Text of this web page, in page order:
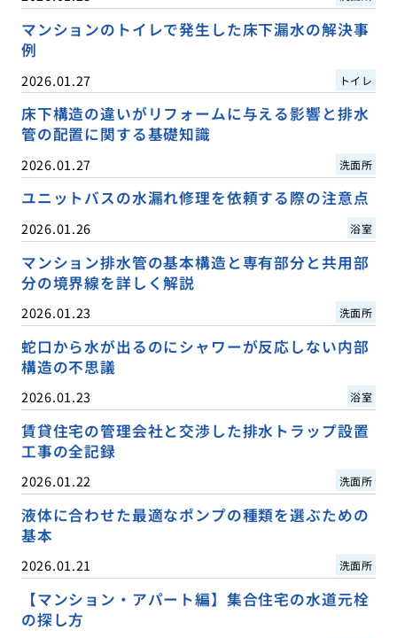
マンションのトイレで発生した床下漏水の解決事
例
2026.01.27 トイレ
床下構造の違いがリフォームに与える影響と排水
管の配置に関する基礎知識
2026.01.27 洗面所
ユニットバスの水漏れ修理を依頼する際の注意点
2026.01.26 浴室
マンション排水管の基本構造と専有部分と共用部
分の境界線を詳しく解説
2026.01.23 洗面所
蛇口から水が出るのにシャワーが反応しない内部
構造の不思議
2026.01.23 浴室
賃貸住宅の管理会社と交渉した排水トラップ設置
工事の全記録
2026.01.22 洗面所
液体に合わせた最適なポンプの種類を選ぶための
基本
2026.01.21 洗面所
【マンション・アパート編】集合住宅の水道元栓
の探し方